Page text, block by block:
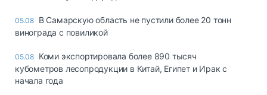
05.08 В Самарскую область не пустили более 20 тонн
винограда с повиликой
05.08 Коми экспортировала более 890 тысяч
кубометров лесопродукции в Китай, Египет и Ирак с
начала года